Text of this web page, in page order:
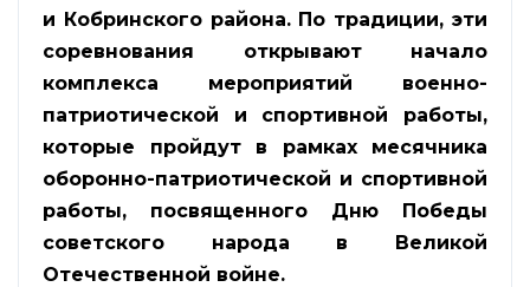
и Кобринского района. По традиции, эти
соревнования открывают начало
комплекса мероприятий военно-
патриотической и спортивной работы,
которые пройдут в рамках месячника
оборонно-патриотической и спортивной
работы, посвященного Дню Победы
советского народа в Великой
Отечественной войне.